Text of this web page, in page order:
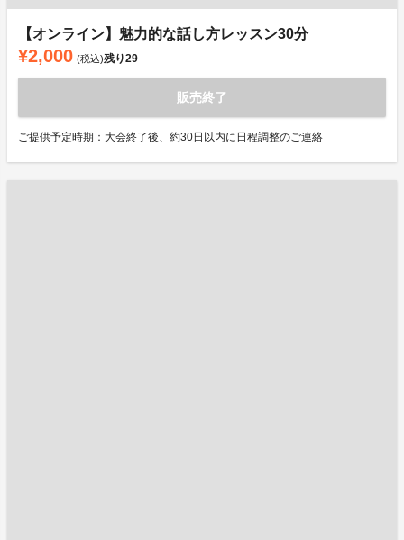
【オンライン】魅力的な話し方レッスン30分
¥2,000 (税込)残り29
販売終了
ご提供予定時期：大会終了後、約30日以内に日程調整のご連絡